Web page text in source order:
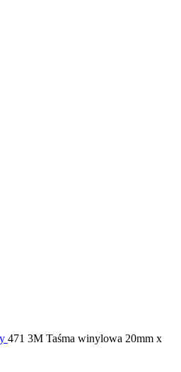
471 3M Taśma winylowa 20mm x